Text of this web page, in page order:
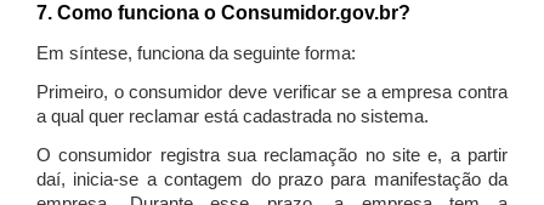
7. Como funciona o Consumidor.gov.br?
Em síntese, funciona da seguinte forma:
Primeiro, o consumidor deve verificar se a empresa contra
a qual quer reclamar está cadastrada no sistema.
O consumidor registra sua reclamação no site e, a partir
daí, inicia-se a contagem do prazo para manifestação da